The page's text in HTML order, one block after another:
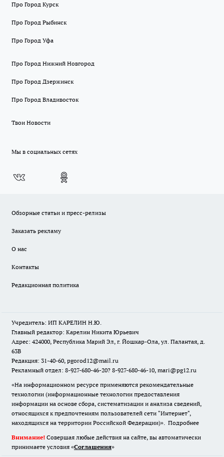
Про Город Курск
Про Город Рыбинск
Про Город Уфа
Про Город Нижний Новгород
Про Город Дзержинск
Про Город Владивосток
Твои Новости
Мы в социальных сетях
Обзорные статьи и пресс-релизы
Заказать рекламу
О нас
Контакты
Редакционная политика
Учредитель: ИП КАРЕЛИН Н.Ю.
Главный редактор: Карелин Никита Юрьевич
Адрес: 424000, Республика Марий Эл, г. Йошкар-Ола, ул. Палантая, д.
63В
Редакция: 31-40-60, pgorod12@mail.ru
Рекламный отдел: 8-927-680-46-20? 8-927-680-46-10, mari@pg12.ru
«На информационном ресурсе применяются рекомендательные
технологии (информационные технологии предоставления
информации на основе сбора, систематизации и анализа сведений,
относящихся к предпочтениям пользователей сети "Интернет",
находящихся на территории Российской Федерации)». Подробнее
Внимание! Совершая любые действия на сайте, вы автоматически
принимаете условия «Cоглашения»